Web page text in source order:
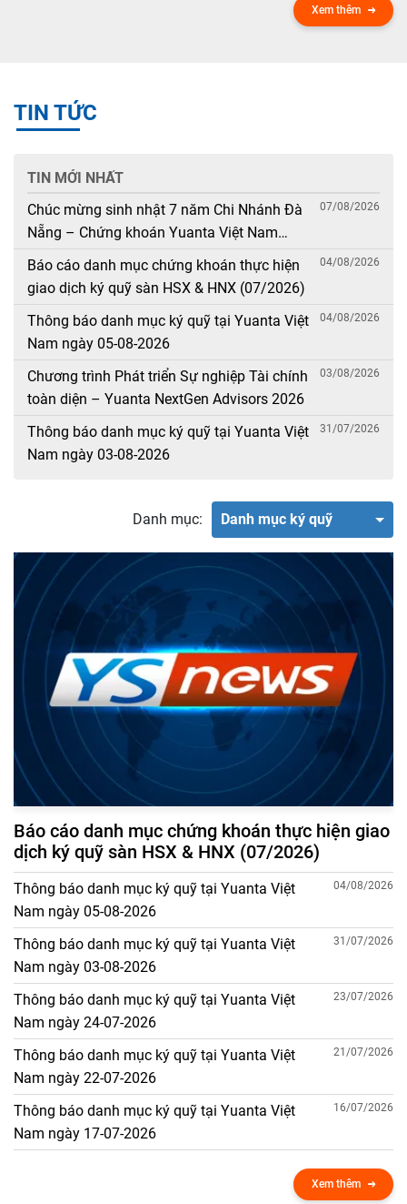
Xem thêm
TIN TỨC
TIN MỚI NHẤT
Chúc mừng sinh nhật 7 năm Chi Nhánh Đà
Nẵng – Chứng khoán Yuanta Việt Nam
(08/08/2019 – 08/08/2026)
07/08/2026
Báo cáo danh mục chứng khoán thực hiện
giao dịch ký quỹ sàn HSX & HNX (07/2026)
04/08/2026
Thông báo danh mục ký quỹ tại Yuanta Việt
Nam ngày 05-08-2026
04/08/2026
Chương trình Phát triển Sự nghiệp Tài chính
toàn diện – Yuanta NextGen Advisors 2026
03/08/2026
Thông báo danh mục ký quỹ tại Yuanta Việt
Nam ngày 03-08-2026
31/07/2026
Danh mục: Danh mục ký quỹ
Báo cáo danh mục chứng khoán thực hiện giao
dịch ký quỹ sàn HSX & HNX (07/2026)
Thông báo danh mục ký quỹ tại Yuanta Việt
Nam ngày 05-08-2026
04/08/2026
Thông báo danh mục ký quỹ tại Yuanta Việt
Nam ngày 03-08-2026
31/07/2026
Thông báo danh mục ký quỹ tại Yuanta Việt
Nam ngày 24-07-2026
23/07/2026
Thông báo danh mục ký quỹ tại Yuanta Việt
Nam ngày 22-07-2026
21/07/2026
Thông báo danh mục ký quỹ tại Yuanta Việt
Nam ngày 17-07-2026
16/07/2026
Xem thêm